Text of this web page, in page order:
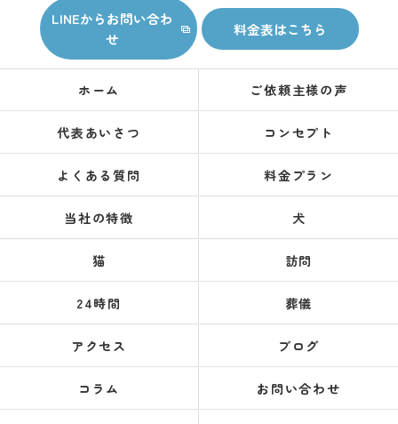
LINEからお問い合わ
せ
料金表はこちら
ホーム ご依頼主様の声
代表あいさつ コンセプト
よくある質問 料金プラン
当社の特徴 犬
猫 訪問
24時間 葬儀
アクセス ブログ
コラム お問い合わせ